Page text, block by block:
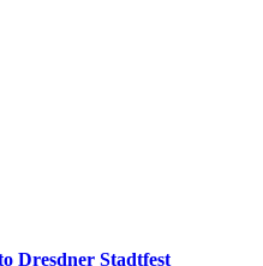
Dresdner Stadtfest